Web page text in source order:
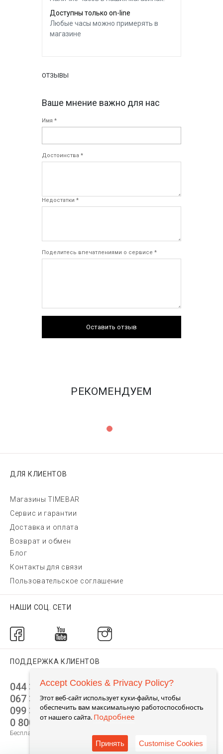
Доступны только on-line
Любые часы можно примерять в
магазине
ОТЗЫВЫ
Ваше мнение важно для нас
Имя *
Достоинства *
Недостатки *
Поделитесь впечатлениями о сервисе *
Оставить отзыв
РЕКОМЕНДУЕМ
ДЛЯ КЛИЕНТОВ
Магазины TIMEBAR
Сервис и гарантии
Доставка и оплата
Возврат и обмен
Блог
Контакты для связи
Пользовательское соглашение
НАШИ СОЦ. СЕТИ
ПОДДЕРЖКА КЛИЕНТОВ
044 392 44 45
067 344 14 44 (viber)
099 399 23 80
0 800 305 805
Бесплатно по Украине
Accept Cookies & Privacy Policy?
Этот веб-сайт использует куки-файлы, чтобы
обеспечить вам максимальную работоспособность
от нашего сайта. Подробнее
Принять Customise Cookies